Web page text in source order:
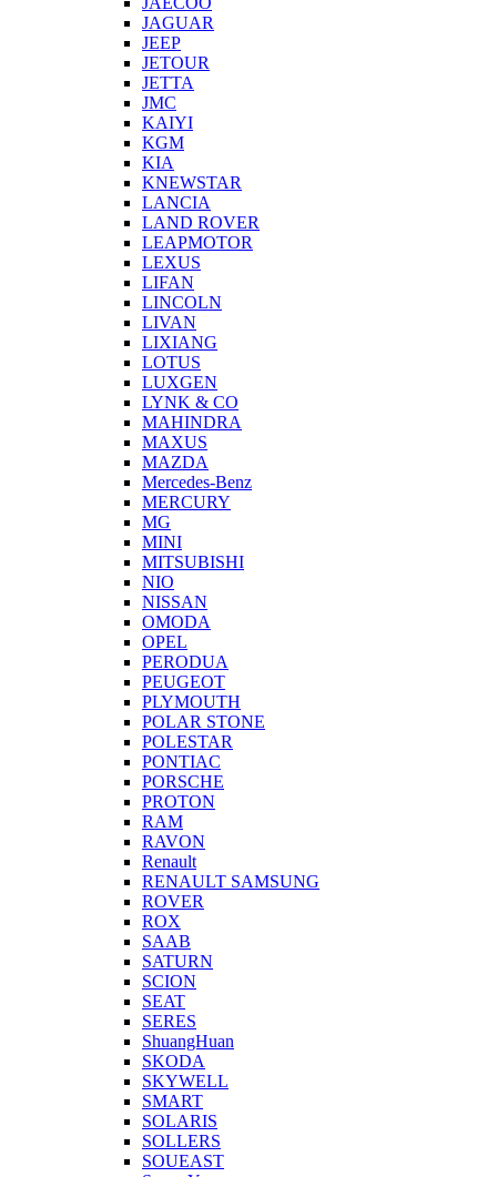
JAGUAR
JEEP
JETOUR
JETTA
JMC
KAIYI
KGM
KIA
KNEWSTAR
LANCIA
LAND ROVER
LEAPMOTOR
LEXUS
LIFAN
LINCOLN
LIVAN
LIXIANG
LOTUS
LUXGEN
LYNK & CO
MAHINDRA
MAXUS
MAZDA
Mercedes-Benz
MERCURY
MG
MINI
MITSUBISHI
NIO
NISSAN
OMODA
OPEL
PERODUA
PEUGEOT
PLYMOUTH
POLAR STONE
POLESTAR
PONTIAC
PORSCHE
PROTON
RAM
RAVON
Renault
RENAULT SAMSUNG
ROVER
ROX
SAAB
SATURN
SCION
SEAT
SERES
ShuangHuan
SKODA
SKYWELL
SMART
SOLARIS
SOLLERS
SOUEAST